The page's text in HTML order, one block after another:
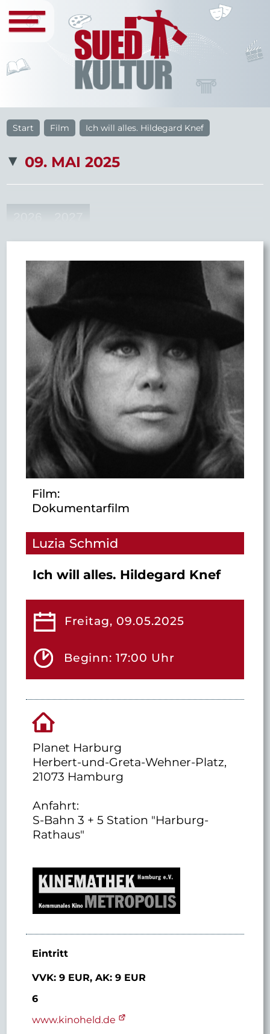
Start Film Ich will alles. Hildegard Knef
09. MAI 2025
Film:
Dokumentarfilm
Luzia Schmid
Ich will alles. Hildegard Knef
Freitag, 09.05.2025
Beginn: 17:00 Uhr
Planet Harburg
Herbert-und-Greta-Wehner-Platz,
21073 Hamburg
Anfahrt:
S-Bahn 3 + 5 Station "Harburg-
Rathaus"
Eintritt
VVK: 9 EUR, AK: 9 EUR
6
www.kinoheld.de